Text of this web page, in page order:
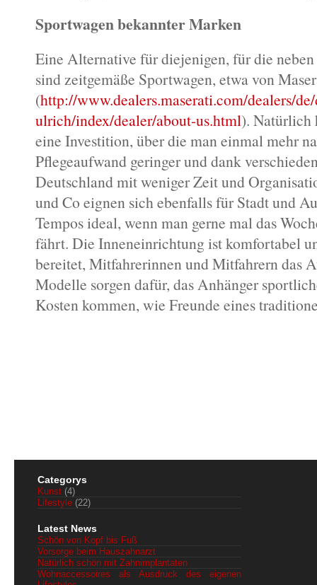
Sportwagen bekannter Marken
Eine Alternative für diejenigen, für die
sind zeitgemäße Sportwagen, etwa von
(http://www.dealers.maserati.com/dealers/
ulrich/index/dealer/about-us.html). Natürlich
eine Investition, über die man einmal mehr
Pflegeaufwand geringer und dank
Deutschland mit weniger Zeit und
und Co eignen sich ebenfalls für Stadt und
Tempos ideal, wenn man gerne mal das
fährt. Die Inneneinrichtung ist komfortabel
bereitet, Mitfahrerinnen und Mitfahrern das
Modelle sorgen dafür, das Anhänger
Kosten kommen, wie Freunde eines
Categorys
Kunst (4)
Lifestyle (22)
Latest News
Schön von Kopf bis Fuß
Vorsorge beim Hauszahnarzt
Natürlich schön mit Zahnimplantaten
Wohnaccessoires als Ausdruck des eigenen